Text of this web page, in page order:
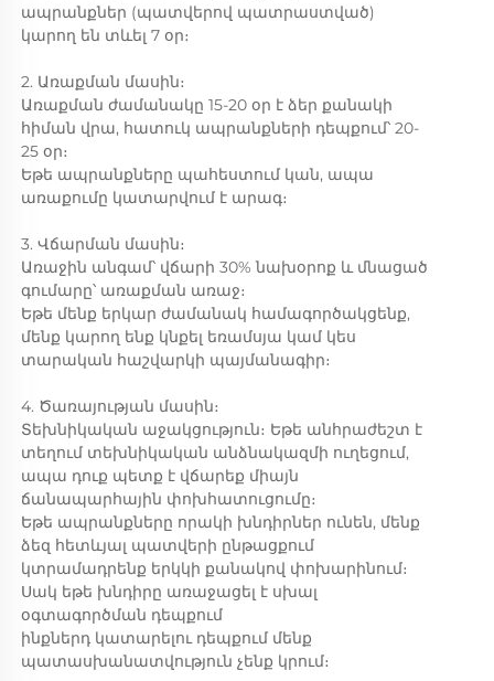
ապրանքներ (պատվերով պատրաստված)
կարող են տևել 7 օր։
2. Առաքման մասին։
Առաքման ժամանակը 15-20 օր է ձեր քանակի
հիման վրա, հատուկ ապրանքների դեպքում՝ 20-
25 օր։
Եթե ապրանքները պահեստում կան, ապա
առաքումը կատարվում է արագ։
3. Վճարման մասին։
Առաջին անգամ՝ վճարի 30% նախօրոք և մնացած
գումարը՝ առաքման առաջ։
Եթե մենք երկար ժամանակ համագործակցենք,
մենք կարող ենք կնքել եռամսյա կամ կես
տարական հաշվարկի պայմանագիր։
4. Ծառայության մասին։
Տեխնիկական աջակցություն։ Եթե անհրաժեշտ է
տեղում տեխնիկական անձնակազմի ուղեցում,
ապա դուք պետք է վճարեք միայն
ճանապարհային փոխհատուցումը։
Եթե ապրանքները որակի խնդիրներ ունեն, մենք
ձեզ հետևյալ պատվերի ընթացքում
կտրամադրենք երկկի քանակով փոխարինում։
Սակ եթե խնդիրը առաջացել է սխալ
օգտագործման դեպքում
ինքներդ կատարելու դեպքում մենք
պատասխանատվություն չենք կրում։